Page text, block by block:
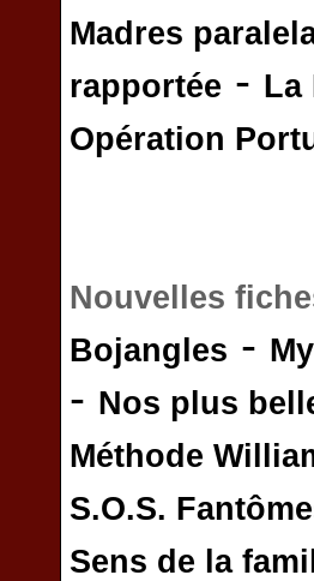
Madres
rapportée - La
Opération
Nouvelles
Bojangles -
- Nos plus
Méthode
S.O.S.
Sens de la